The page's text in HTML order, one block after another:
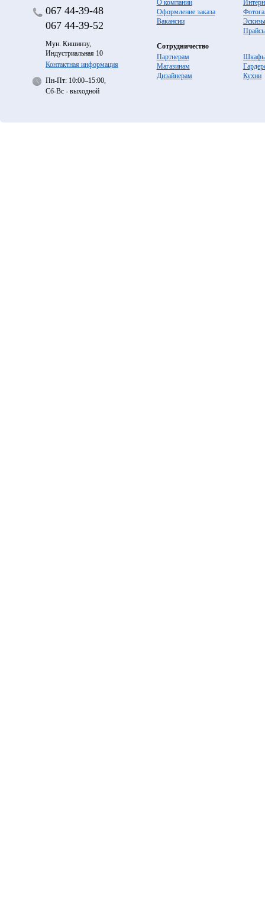
067 44-39-48
067 44-39-52
Мун. Кишинэу,
Индустриальная 10
Контактная информация
Пн-Пт: 10:00–15:00,
Сб-Вс - выходной
О компании
Оформление заказа
Вакансии
Эскизы
Сотрудничество
Партнерам
Магазинам
Дизайнерам
Кухни